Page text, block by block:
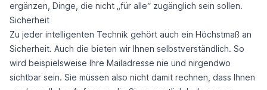
ergänzen, Dinge, die nicht „für alle“ zugänglich sein sollen.
Sicherheit
Zu jeder intelligenten Technik gehört auch ein Höchstmaß an
Sicherheit. Auch die bieten wir Ihnen selbstverständlich. So
wird beispielsweise Ihre Mailadresse nie und nirgendwo
sichtbar sein. Sie müssen also nicht damit rechnen, dass Ihnen